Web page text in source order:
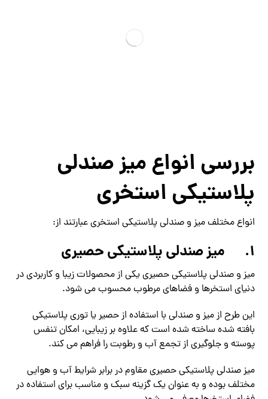
بررسی انواع میز صندلی
پلاستیکی استخری
انواع مختلف میز و صندلی پلاستیکی استخری عبارتند از:
1. میز صندلی پلاستیکی حصیری
میز و صندلی پلاستیکی حصیری یکی از محصولات زیبا و کاربردی در
دنیای استخرها و فضاهای مرطوب محسوب می شود.
این طرح از میز و صندلی با استفاده از حصیر یا توری پلاستیکی
بافته شده ساخته شده است که علاوه بر زیبایی، امکان تنفس
پوسته و جلوگیری از تجمع آب و رطوبت را فراهم می کند.
میز صندلی پلاستیکی حصیری مقاوم در برابر شرایط آب و هوایی
مختلف بوده و به عنوان یک گزینه سبک و مناسب برای استفاده در